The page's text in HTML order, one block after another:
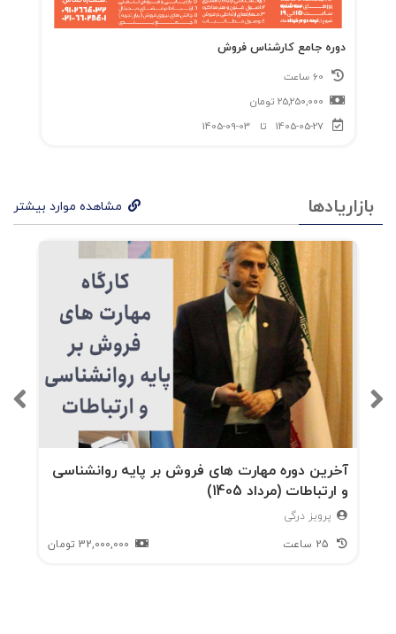
دوره جامع کارشناس فروش
25,250,000 تومان
1405-05-27
تا 1405-09-03
بازاریادها مشاهده موارد بیشتر
آخرین دوره مهارت های فروش بر پایه روانشناسی
و ارتباطات (مرداد 1405)
پرویز درگی
32,000,000 تومان